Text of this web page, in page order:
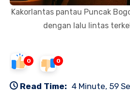
Kakorlantas pantau Puncak
dengan lalu lintas
0 0
Read Time: 4 Minute, 59